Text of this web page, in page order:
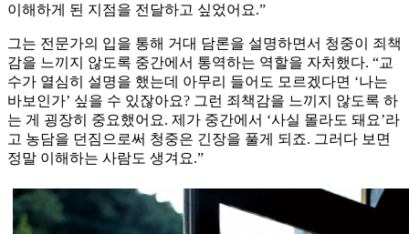
이해하게 된 지점을 전달하고 싶었어요.”
그는 전문가의 입을 통해 거대 담론을 설명하면서 청중이 죄책
감을 느끼지 않도록 중간에서 통역하는 역할을 자처했다. “교
수가 열심히 설명을 했는데 아무리 들어도 모르겠다면 ‘나는
바보인가’ 싶을 수 있잖아요? 그런 죄책감을 느끼지 않도록 하
는 게 굉장히 중요했어요. 제가 중간에서 ‘사실 몰라도 돼요’라
고 농담을 던짐으로써 청중은 긴장을 풀게 되죠. 그러다 보면
정말 이해하는 사람도 생겨요.”